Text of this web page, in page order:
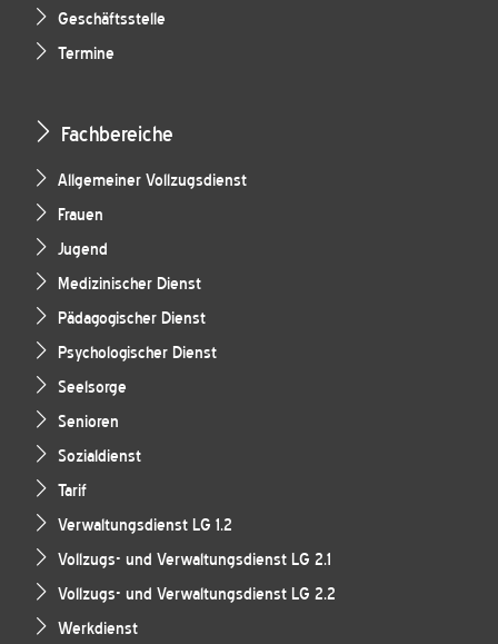
Geschäftsstelle
Termine
Fachbereiche
Allgemeiner Vollzugsdienst
Frauen
Jugend
Medizinischer Dienst
Pädagogischer Dienst
Psychologischer Dienst
Seelsorge
Senioren
Sozialdienst
Tarif
Verwaltungsdienst LG 1.2
Vollzugs- und Verwaltungsdienst LG 2.1
Vollzugs- und Verwaltungsdienst LG 2.2
Werkdienst